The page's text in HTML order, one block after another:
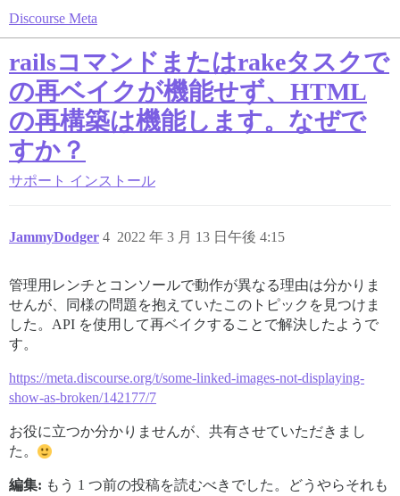
Discourse Meta
railsコマンドまたはrakeタスクで
の再ベイクが機能せず、HTML
の再構築は機能します。なぜで
すか？
サポート インストール
JammyDodger 2022 年 3 月 13 日午後 4:15
4
管理用レンチとコンソールで動作が異なる理由は分かりま
せんが、同様の問題を抱えていたこのトピックを見つけま
した。API を使用して再ベイクすることで解決したようで
す。
https://meta.discourse.org/t/some-linked-images-not-displaying-
show-as-broken/142177/7
お役に立つか分かりませんが、共有させていただきまし
た。
編集: もう 1 つ前の投稿を読むべきでした。どうやらそれも